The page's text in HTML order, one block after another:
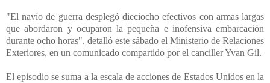
"El navío de guerra desplegó dieciocho efectivos con armas largas
que abordaron y ocuparon la pequeña e inofensiva embarcación
durante ocho horas", detalló este sábado el Ministerio de Relaciones
Exteriores, en un comunicado compartido por el canciller Yvan Gil.
El episodio se suma a la escala de acciones de Estados Unidos en la